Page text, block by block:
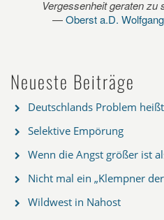
Vergessenheit geraten zu
Oberst a.D.
Neueste Beiträge
Deutschlands Problem
Selektive Empörung
Wenn die Angst größer ist
Nicht mal ein „Klempner
Wildwest in Nahost